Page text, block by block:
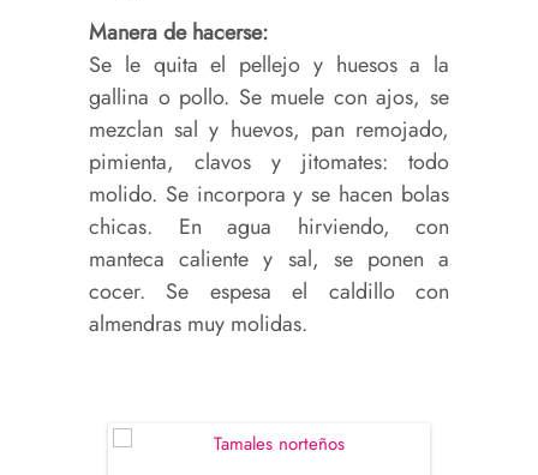
Manera de hacerse:
Se le quita el pellejo y huesos a la
gallina o pollo. Se muele con ajos, se
mezclan sal y huevos, pan remojado,
pimienta, clavos y jitomates: todo
molido. Se incorpora y se hacen bolas
chicas. En agua hirviendo, con
manteca caliente y sal, se ponen a
cocer. Se espesa el caldillo con
almendras muy molidas.